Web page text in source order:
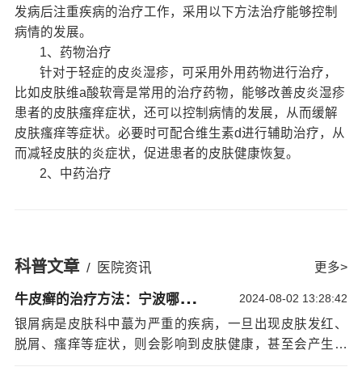
发病后注重疾病的治疗工作，采用以下方法治疗能够控制
病情的发展。
1、药物治疗
针对于轻症的皮炎湿疹，可采用外用药物进行治疗，
比如皮肤维a酸软膏是常用的治疗药物，能够改善皮炎湿疹
患者的皮肤瘙痒症状，还可以控制病情的发展，从而缓解
皮肤瘙痒等症状。必要时可配合维生素d进行辅助治疗，从
而减轻皮肤的炎症状，促进患者的皮肤健康恢复。
2、中药治疗
肤科医生，遵医嘱用药才能达到理想的治疗效果。
3、护理治疗
皮炎湿疹患者的皮肤卫生格外注意，保持良好的卫生
习惯，衣物方面要经常清洗，特别是皮肤瘙痒严重的部
位，可使用温水或者是肥皂进行清洗。饮食以清淡为主，
科普文章 / 医院资讯 更多>
牛
皮癣的治疗方法：宁波哪家看银屑病好 2024-08-02 13:28:42
银屑病是皮肤科中蕞为严重的疾病，一旦出现皮肤发红、
脱屑、瘙痒等症状，则会影响到皮肤健康，甚至会产生抓